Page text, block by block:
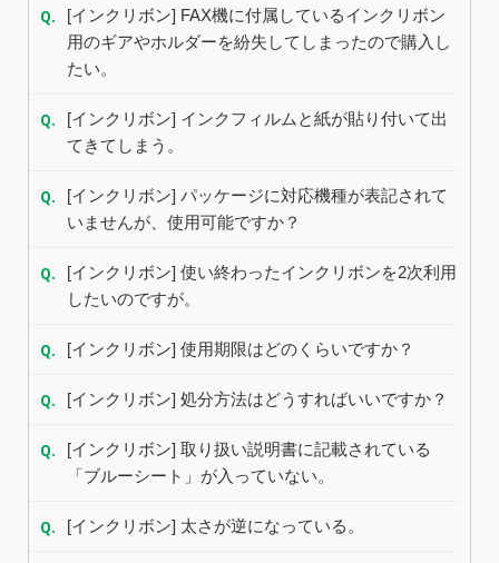
Q.
[インクリボン] FAX機に付属しているインクリボン
用のギアやホルダーを紛失してしまったので購入し
たい。
Q.
[インクリボン] インクフィルムと紙が貼り付いて出
てきてしまう。
Q.
[インクリボン] パッケージに対応機種が表記されて
いませんが、使用可能ですか？
Q.
[インクリボン] 使い終わったインクリボンを2次利用
したいのですが。
Q. [インクリボン] 使用期限はどのくらいですか？
Q. [インクリボン] 処分方法はどうすればいいですか？
Q.
[インクリボン] 取り扱い説明書に記載されている
「ブルーシート」が入っていない。
Q. [インクリボン] 太さが逆になっている。